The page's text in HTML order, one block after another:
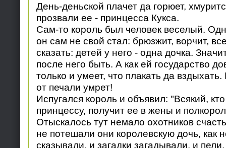
День-деньской плачет да горюет,
прозвали ее - принцесса Кукса.
Сам-то король был человек веселый.
он сам не свой стал: брюзжит, ворчит,
сказать: детей у него - одна дочка.
после него быть. А как ей государство
только и умеет, что плакать да
от печали умрет!
Испугался король и объявил: "Всякий,
принцессу, получит ее в жены и
Отыскалось тут немало охотников
не потешали они королевскую дочь, как
сказывали, и загадки загадывали, и